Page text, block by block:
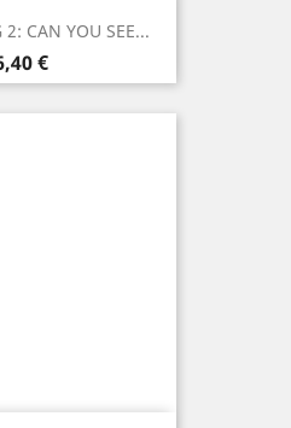
CAN YOU SEE...
€